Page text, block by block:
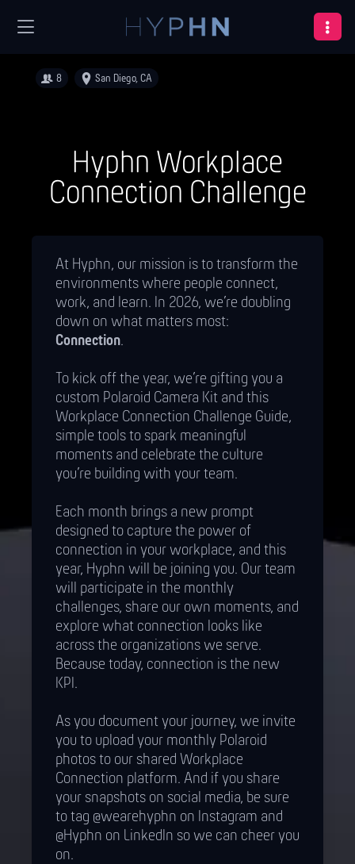
8 San Diego, CA
Hyphn Workplace
Connection Challenge
At Hyphn, our mission is to transform the
environments where people connect,
work, and learn. In 2026, we’re doubling
down on what matters most:
Connection.
To kick off the year, we’re gifting you a
custom Polaroid Camera Kit and this
Workplace Connection Challenge Guide,
simple tools to spark meaningful
moments and celebrate the culture
you’re building with your team.
Each month brings a new prompt
designed to capture the power of
connection in your workplace, and this
year, Hyphn will be joining you. Our team
will participate in the monthly
challenges, share our own moments, and
explore what connection looks like
across the organizations we serve.
Because today, connection is the new
KPI.
As you document your journey, we invite
you to upload your monthly Polaroid
photos to our shared Workplace
Connection platform. And if you share
your snapshots on social media, be sure
to tag @wearehyphn on Instagram and
@Hyphn on LinkedIn so we can cheer you
on.